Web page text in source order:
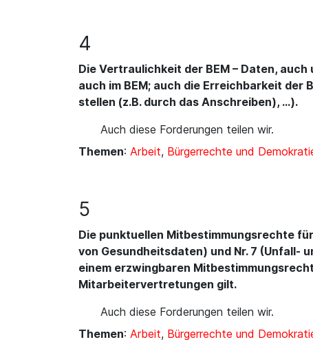
4
Die Vertraulichkeit der BEM – Daten,
auch im BEM; auch die Erreichbarkeit
stellen (z.B. durch das Anschreiben), …).
Auch diese Forderungen teilen wir.
Themen: Arbeit, Bürgerrechte und
5
Die punktuellen Mitbestimmungsrechte
von Gesundheitsdaten) und Nr. 7 (Unfall-
einem erzwingbaren
Mitarbeitervertretungen gilt.
Auch diese Forderungen teilen wir.
Themen: Arbeit, Bürgerrechte und